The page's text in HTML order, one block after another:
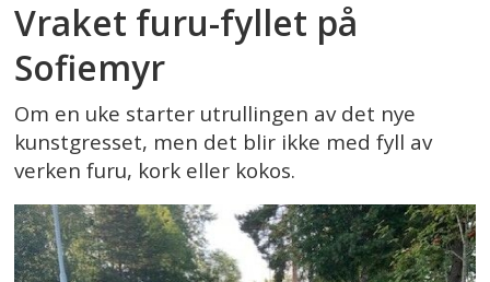
Vraket furu-fyllet på
Sofiemyr
Om en uke starter utrullingen av det nye
kunstgresset, men det blir ikke med fyll av
verken furu, kork eller kokos.